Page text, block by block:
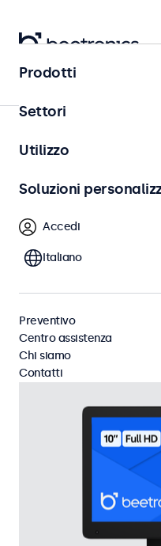
Home
Touchscreen da
Touchscreen da
poggiapiedi regolabile.
poggiapiedi compatto e
nitidissima con un ampio
Filtro (3)
Scrivania Touchscreen
Prodotti
Settori
Utilizzo
Soluzioni
Accedi
Italiano
Preventivo
Centro assistenza
Chi siamo
Contatti